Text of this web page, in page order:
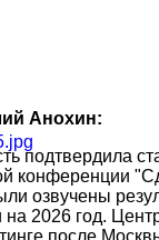
Анохин:
подтвердила
конференции
озвучены
2026 год.
после